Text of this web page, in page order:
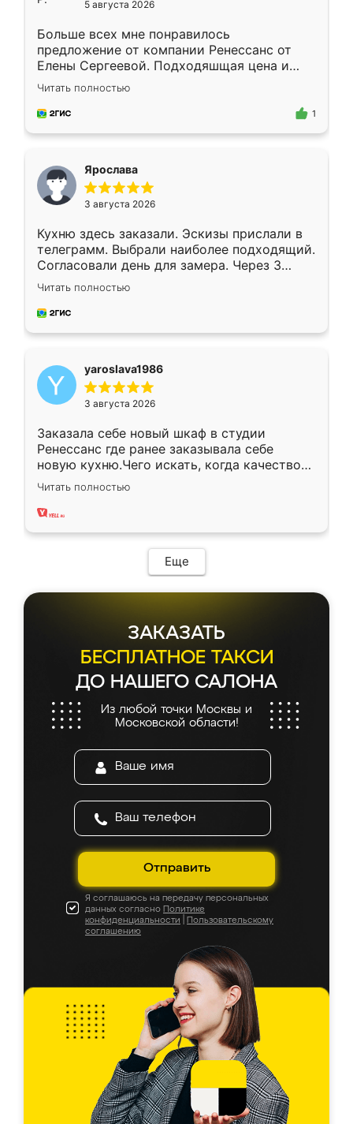
5 августа 2026
Больше всех мне понравилось
предложение от компании Ренессанс от
Елены Сергеевой. Подходяшщая цена и
короткие сроки изготовления. Приехавший
для замера сотрудник Владислав
предложил по моему эскизу самый
Читать полностью
1
Ярослава
3 августа 2026
Кухню здесь заказали. Эскизы прислали в
телеграмм. Выбрали наиболее подходящий.
Согласовали день для замера. Через 3
недели кухня была уже готова. Остались
довольны работой. Спасибо Ренессанс
мебель за качественную работу!
Читать полностью
yaroslava1986
3 августа 2026
Заказала себе новый шкаф в студии
Ренессанс где ранее заказывала себе
новую кухню.Чего искать, когда качеством
вполне довольна. Служит кухня уже почти
два года, нареканий нет.
Читать полностью
Еще
ЗАКАЗАТЬ
БЕСПЛАТНОЕ ТАКСИ
ДО НАШЕГО САЛОНА
Из любой точки Москвы и
Московской области!
Отправить
Я соглашаюсь на передачу персональных
данных согласно Политике
конфиденциальности
Пользовательскому
соглашению